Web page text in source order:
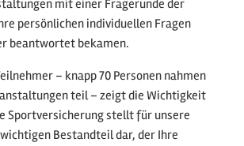
mit einer Fragerunde der
persönlichen individuellen Fragen
beantwortet bekamen.
– knapp 70 Personen nahmen
teil – zeigt die Wichtigkeit
Sportversicherung stellt für unsere
Bestandteil dar, der Ihre